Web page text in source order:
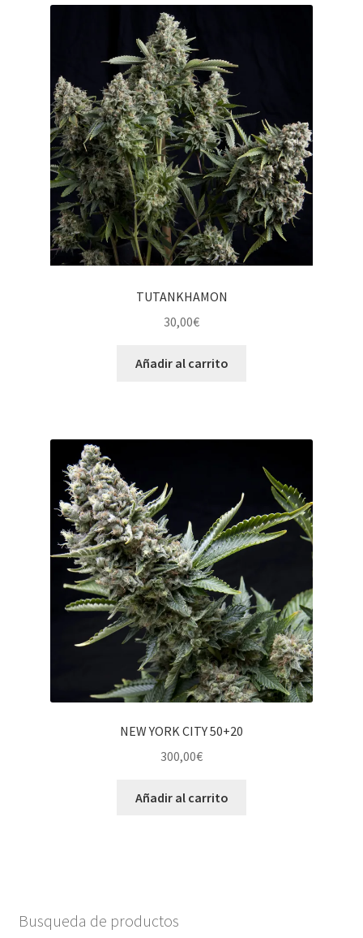
TUTANKHAMON
30,00€
Añadir al carrito
NEW YORK CITY 50+20
300,00€
Añadir al carrito
Busqueda de productos